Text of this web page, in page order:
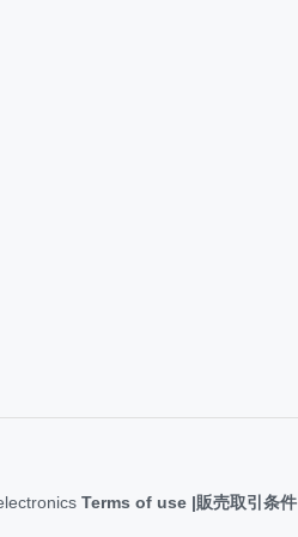
Terms of use 販売取引条件